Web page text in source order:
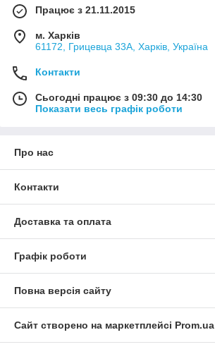
Працює з 21.11.2015
м. Харків
61172, Грицевца 33А, Харків, Україна
Контакти
Сьогодні працює з 09:30 до 14:30
Показати весь графік роботи
Про нас
Контакти
Доставка та оплата
Графік роботи
Повна версія сайту
Сайт створено на маркетплейсі Prom.ua